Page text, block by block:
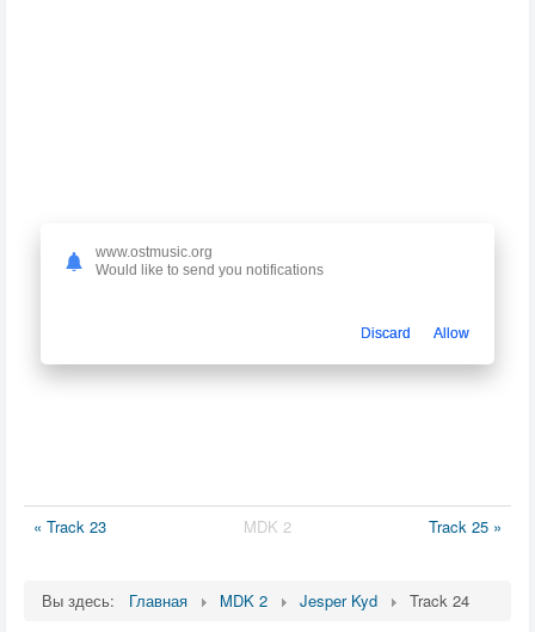
« Track 23 MDK 2 Track 25 »
Вы здесь: Главная MDK 2 Jesper Kyd Track 24
www.ostmusic.org
Would like to send you notifications
Discard Allow